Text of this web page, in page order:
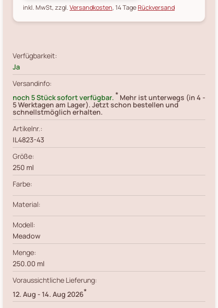
inkl. MwSt, zzgl.Versandkosten, 14 TageRückversand
Verfügbarkeit:
Ja
Versandinfo:
noch 5 Stück sofort verfügbar. * Mehr ist unterwegs (in 4 -
5 Werktagen am Lager). Jetzt schon bestellen und
schnellstmöglich erhalten.
Artikelnr.:
IL4823-43
Größe:
250 ml
Farbe:
Material:
Modell:
Meadow
Menge:
250.00 ml
Voraussichtliche Lieferung:
12. Aug - 14. Aug 2026*